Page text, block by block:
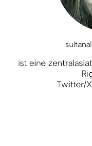
ist eine
Twitter/